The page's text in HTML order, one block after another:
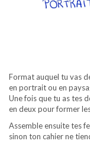
Format auquel tu vas
en portrait ou en
Une fois que tu as tes
en deux pour former
Assemble ensuite tes
sinon ton cahier ne